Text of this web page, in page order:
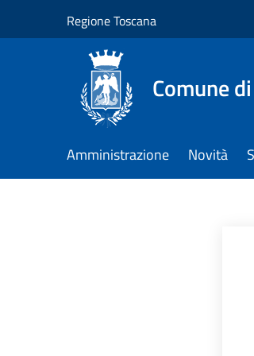
Regione Toscana
Comune
Amministrazione Novità